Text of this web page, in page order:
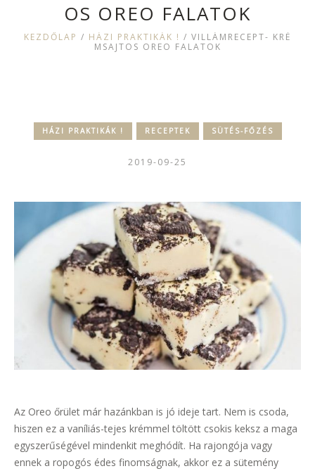
OS OREO FALATOK
KEZDŐLAP / HÁZI PRAKTIKÁK ! / VILLÁMRECEPT- KRÉ
MSAJTOS OREO FALATOK
HÁZI PRAKTIKÁK ! RECEPTEK SÜTÉS-FŐZÉS
2019-09-25
Az Oreo őrület már hazánkban is jó ideje tart. Nem is csoda,
hiszen ez a vaníliás-tejes krémmel töltött csokis keksz a maga
egyszerűségével mindenkit meghódít. Ha rajongója vagy
ennek a ropogós édes finomságnak, akkor ez a sütemény